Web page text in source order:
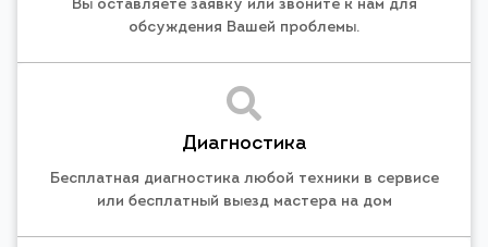
Вы оставляете заявку или звоните к нам для
обсуждения Вашей проблемы.
Диагностика
Бесплатная диагностика любой техники в сервисе
или бесплатный выезд мастера на дом